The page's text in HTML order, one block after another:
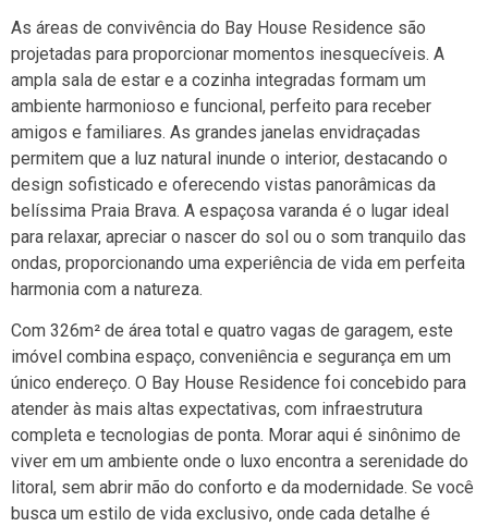
As áreas de convivência do Bay House Residence são
projetadas para proporcionar momentos inesquecíveis. A
ampla sala de estar e a cozinha integradas formam um
ambiente harmonioso e funcional, perfeito para receber
amigos e familiares. As grandes janelas envidraçadas
permitem que a luz natural inunde o interior, destacando o
design sofisticado e oferecendo vistas panorâmicas da
belíssima Praia Brava. A espaçosa varanda é o lugar ideal
para relaxar, apreciar o nascer do sol ou o som tranquilo das
ondas, proporcionando uma experiência de vida em perfeita
harmonia com a natureza.
Com 326m² de área total e quatro vagas de garagem, este
imóvel combina espaço, conveniência e segurança em um
único endereço. O Bay House Residence foi concebido para
atender às mais altas expectativas, com infraestrutura
completa e tecnologias de ponta. Morar aqui é sinônimo de
viver em um ambiente onde o luxo encontra a serenidade do
litoral, sem abrir mão do conforto e da modernidade. Se você
busca um estilo de vida exclusivo, onde cada detalhe é